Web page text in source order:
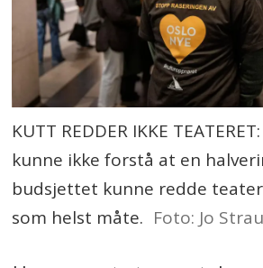
KUTT REDDER IKKE
kunne ikke forstå at en
budsjettet kunne redde
som helst måte. Foto: Jo